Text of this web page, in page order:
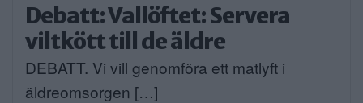
Debatt: Vallöftet: Servera
viltkött till de äldre
DEBATT. Vi vill genomföra ett matlyft i
äldreomsorgen […]